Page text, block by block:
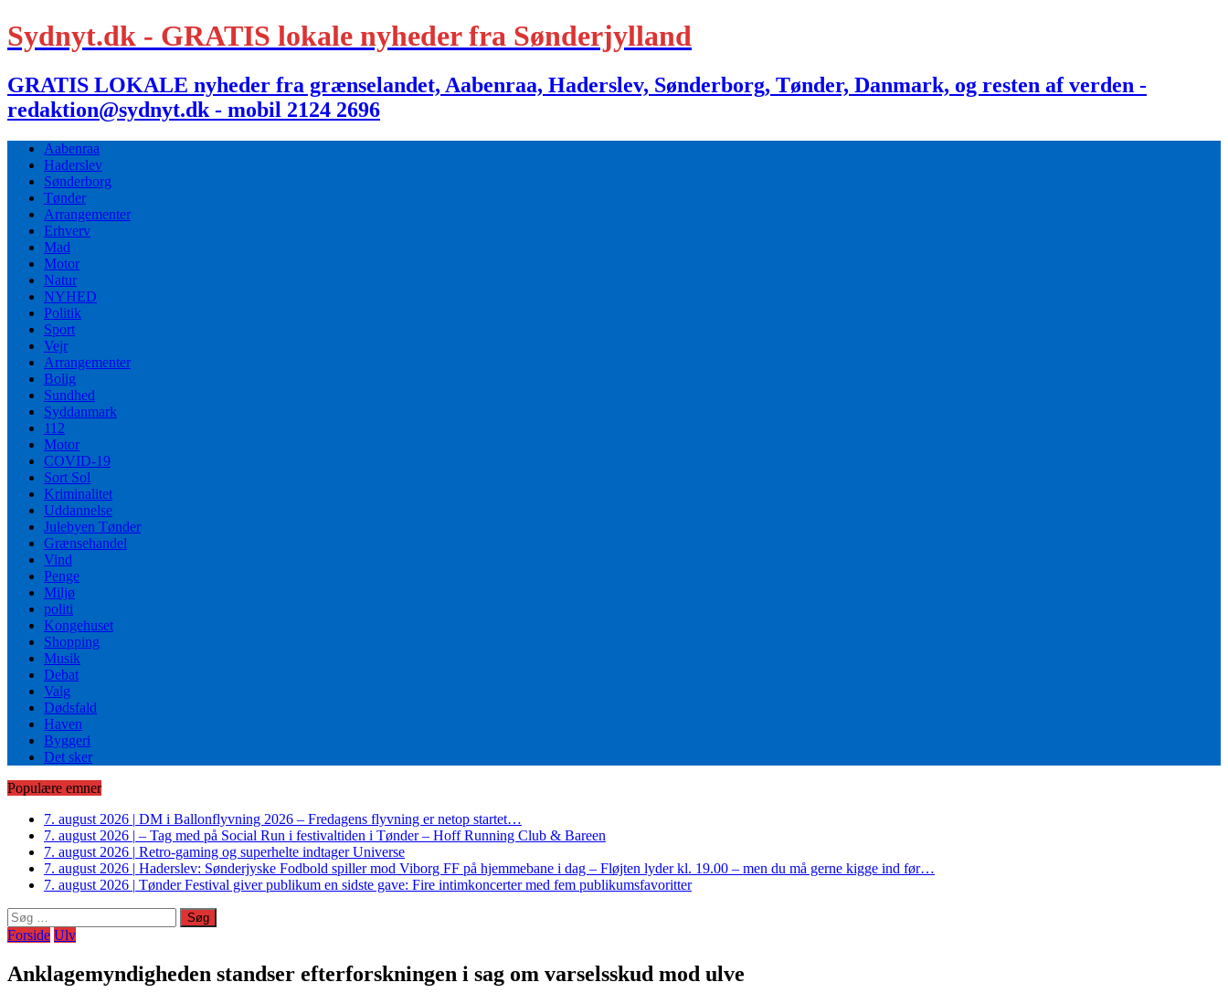
Sydnyt.dk - GRATIS lokale nyheder fra Sønderjylland
GRATIS LOKALE nyheder fra grænselandet, Aabenraa, Haderslev, Sønderborg, Tønder, Danmark, og resten af verden -
redaktion@sydnyt.dk - mobil 2124 2696
Aabenraa
Haderslev
Sønderborg
Tønder
Arrangementer
Erhverv
Mad
Motor
Natur
NYHED
Politik
Sport
Vejr
Arrangementer
Bolig
Sundhed
Syddanmark
112
Motor
COVID-19
Sort Sol
Kriminalitet
Uddannelse
Julebyen Tønder
Grænsehandel
Vind
Penge
Miljø
politi
Kongehuset
Shopping
Musik
Debat
Valg
Dødsfald
Haven
Byggeri
Det sker
Populære emner
7. august 2026 | DM i Ballonflyvning 2026 – Fredagens flyvning er netop startet…
7. august 2026 | – Tag med på Social Run i festivaltiden i Tønder – Hoff Running Club & Bareen
7. august 2026 | Retro-gaming og superhelte indtager Universe
7. august 2026 | Haderslev: Sønderjyske Fodbold spiller mod Viborg FF på hjemmebane i dag – Fløjten lyder kl. 19.00 – men du må gerne kigge ind før…
7. august 2026 | Tønder Festival giver publikum en sidste gave: Fire intimkoncerter med fem publikumsfavoritter
Søg
efter:
Forside Ulv
Anklagemyndigheden standser efterforskningen i sag om varselsskud mod ulve